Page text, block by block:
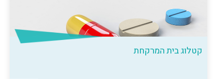
קטלוג בית המרקחת